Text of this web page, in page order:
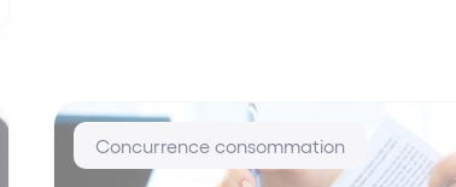
Concurrence consommation